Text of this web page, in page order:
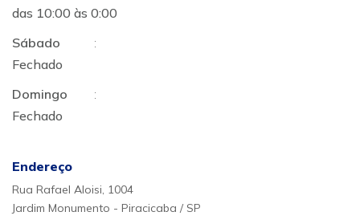
das 10:00 às 0:00
Sábado
:
Fechado
Domingo
:
Fechado
Endereço
Rua Rafael Aloisi, 1004
Jardim Monumento - Piracicaba / SP